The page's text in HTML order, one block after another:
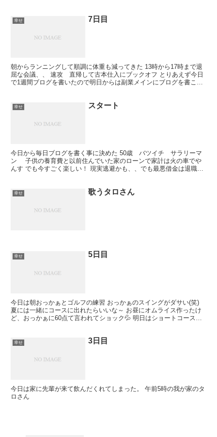
幸せ 7日目
朝からランニングして順調に体重も減ってきた 13時から17時まで退
屈な会議、、 速攻 直帰して古本仕入にブックオフ とりあえず今日
で1週間ブログを書いたので明日からは副業メインにブログを書こう
幸せ スタート
今日から毎日ブログを書く事に決めた 50歳 バツイチ サラリーマ
ン 子供の養育費と以前住んでいた家のローンで家計は火の車でや
んす でも今すごく楽しい！ 現実逃避かも、、でも最悪借金は退職金
幸せ 歌うタロさん
幸せ 5日目
今日は朝おっかぁとゴルフの練習 おっかぁのスイングがダサい(笑)
夏には一緒にコースに出れたらいいな～ お昼にオムライス作ったけ
ど、おっかぁに60点て言われてショック💦 明日はショートコース行
幸せ 3日目
今日は家に先輩が来て飲んだくれてしまった。 午前5時の我が家のタ
ロさん